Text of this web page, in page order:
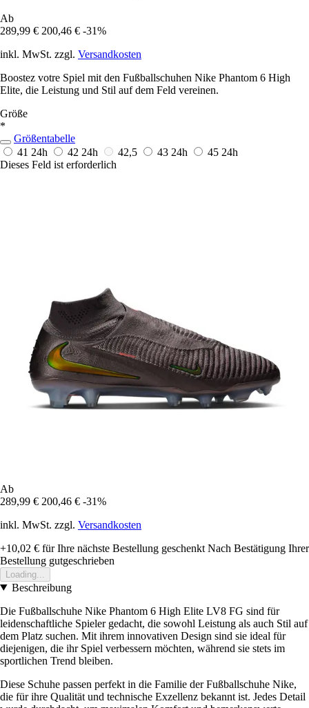
Ab
289,99 € 200,46 € -31%
inkl. MwSt. zzgl. Versandkosten
Boostez votre Spiel mit den Fußballschuhen Nike Phantom 6 High
Elite, die Leistung und Stil auf dem Feld vereinen.
Größe
*
Größentabelle
41 24h 42 24h 42,5 43 24h 45 24h
Dieses Feld ist erforderlich
Ab
289,99 € 200,46 € -31%
inkl. MwSt. zzgl. Versandkosten
+10,02 € für Ihre nächste Bestellung geschenkt Nach Bestätigung Ihrer
Bestellung gutgeschrieben
Loading...
Beschreibung
Die Fußballschuhe Nike Phantom 6 High Elite LV8 FG sind für
leidenschaftliche Spieler gedacht, die sowohl Leistung als auch Stil auf
dem Platz suchen. Mit ihrem innovativen Design sind sie ideal für
diejenigen, die ihr Spiel verbessern möchten, während sie stets im
sportlichen Trend bleiben.
Diese Schuhe passen perfekt in die Familie der Fußballschuhe Nike,
die für ihre Qualität und technische Exzellenz bekannt ist. Jedes Detail